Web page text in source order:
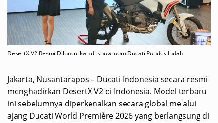
DesertX V2 Resmi Diluncurkan di showroom Ducati Pondok Indah
Jakarta, Nusantarapos – Ducati Indonesia secara resmi
menghadirkan DesertX V2 di Indonesia. Model terbaru
ini sebelumnya diperkenalkan secara global melalui
ajang Ducati World Première 2026 yang berlangsung di